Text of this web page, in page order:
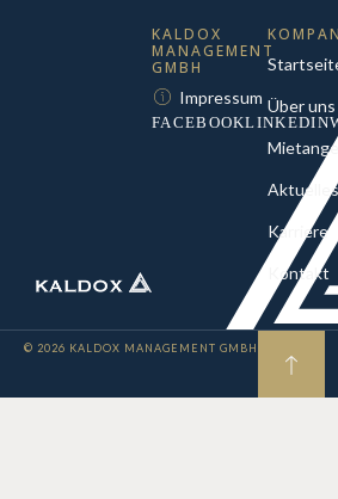
KALDOX
MANAGEMENT
GMBH
Impressum
FACEBOOKLINKEDIN
Über uns
Aktuelles
Karriere
Kontakt
© 2026 KALDOX MANAGEMENT GMBH